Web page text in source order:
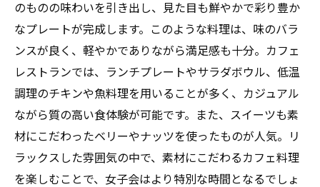
のものの味わいを引き出し、見た目も鮮やかで彩り豊か
なプレートが完成します。このような料理は、味のバラ
ンスが良く、軽やかでありながら満足感も十分。カフェ
レストランでは、ランチプレートやサラダボウル、低温
調理のチキンや魚料理を用いることが多く、カジュアル
ながら質の高い食体験が可能です。また、スイーツも素
材にこだわったベリーやナッツを使ったものが人気。リ
ラックスした雰囲気の中で、素材にこだわるカフェ料理
を楽しむことで、女子会はより特別な時間となるでしょ